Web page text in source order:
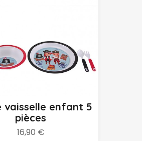
vaisselle enfant 5
pièces
16,90 €